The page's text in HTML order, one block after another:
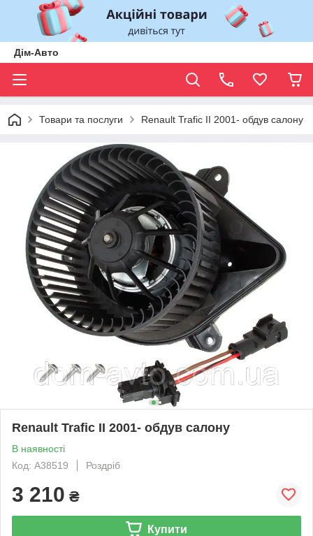
Дім-Авто
Товари та послуги Renault Trafic II 2001- обдув салону
Renault Trafic II 2001- обдув салону
В наявності
Код: A38519
Роздріб
3 210 ₴
Купити